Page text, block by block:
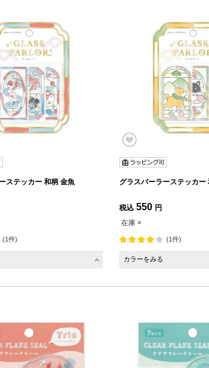
グラスパーラーステッカー 和柄 金魚
(1件)
税込 550 円
在庫 ×
(1件)
カラーをみる